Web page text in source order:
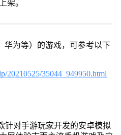
架。
华为等）的游戏，可参考以下
20210525/35044_949950.html
针对手游玩家开发的安卓模拟